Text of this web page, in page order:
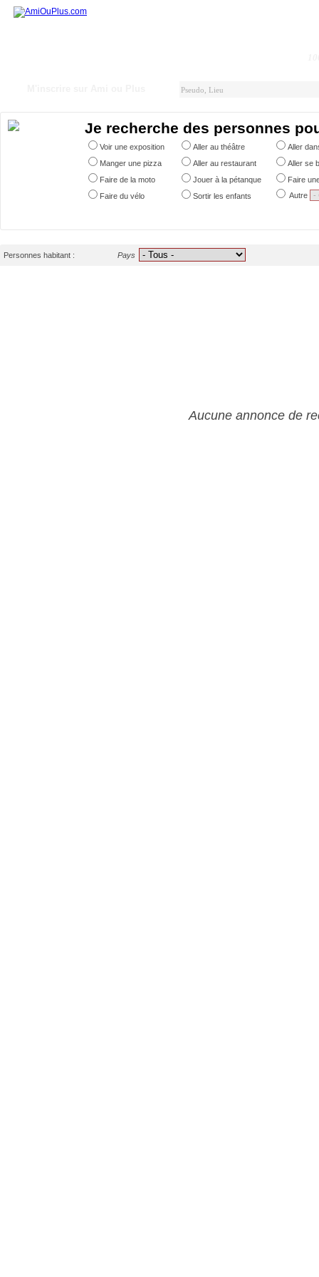
Je recherche des personnes
Voir une exposition Aller au théâtre
Aller
Manger une pizza
Aller au restaurant
Aller se
Faire de la moto
Jouer à la pétanque
Faire
Faire du vélo
Sortir les enfants Autre
Personnes habitant : Pays
Aucune annonce de